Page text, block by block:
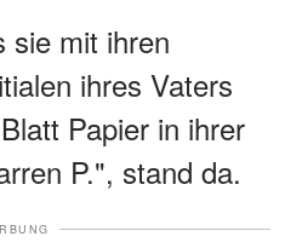
sie mit ihren
ihres Vaters
Papier in ihrer
P.", stand da.